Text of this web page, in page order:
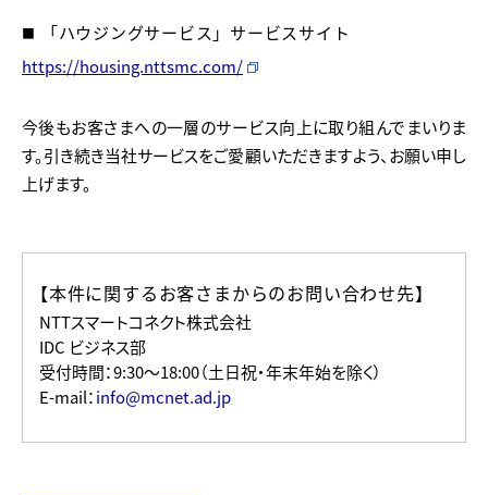
「ハウジングサービス」サービスサイト
https://housing.nttsmc.com/
今後もお客さまへの一層のサービス向上に取り組んでまいりま
す。引き続き当社サービスをご愛顧いただきますよう、お願い申し
上げます。
【本件に関するお客さまからのお問い合わせ先】
NTTスマートコネクト株式会社
IDC ビジネス部
受付時間：9:30～18:00（土日祝・年末年始を除く）
E-mail：info@mcnet.ad.jp